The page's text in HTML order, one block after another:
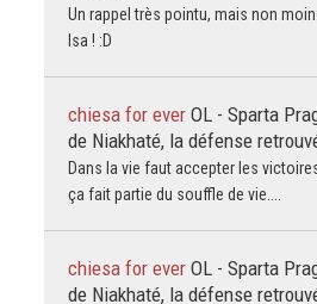
Un rappel très pointu, mais non
Isa ! :D
chiesa for ever OL - Sparta
de Niakhaté, la défense
Dans la vie faut accepter les
ça fait partie du souffle de vie....
chiesa for ever OL - Sparta
de Niakhaté, la défense